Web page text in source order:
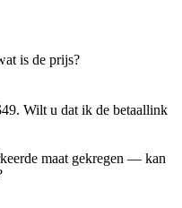
is de prijs?
Wilt u dat ik de betaallink
maat gekregen — kan